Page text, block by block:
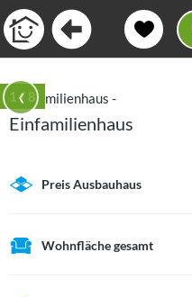
1 / 8
‹
Einfamilienhaus
Preis Ausbauhaus
Wohnfläche gesamt